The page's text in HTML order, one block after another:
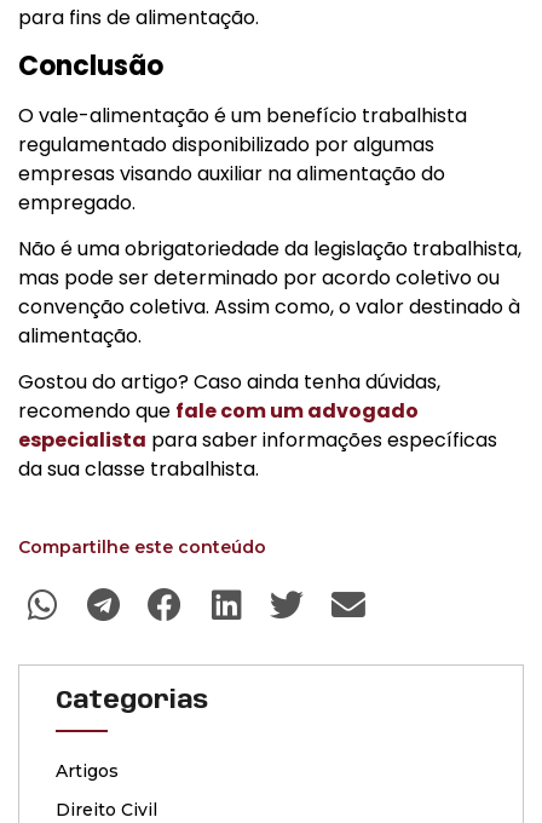
para fins de alimentação.
Conclusão
O vale-alimentação é um benefício trabalhista
regulamentado disponibilizado por algumas
empresas visando auxiliar na alimentação do
empregado.
Não é uma obrigatoriedade da legislação trabalhista,
mas pode ser determinado por acordo coletivo ou
convenção coletiva. Assim como, o valor destinado à
alimentação.
Gostou do artigo? Caso ainda tenha dúvidas,
recomendo que fale com um advogado
especialista para saber informações específicas
da sua classe trabalhista.
Compartilhe este conteúdo
Categorias
Artigos
Direito Civil